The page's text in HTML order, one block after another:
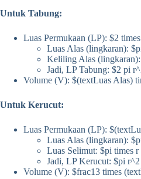
Untuk Tabung:
Luas Permukaan (LP): $2
Luas Alas (lingkaran):
Keliling Alas
Jadi, LP Tabung: $2 pi
Volume (V): $(textLuas Alas)
Untuk Kerucut:
Luas Permukaan (LP):
Luas Alas (lingkaran):
Luas Selimut: $pi times r
Jadi, LP Kerucut: $pi
Volume (V): $frac13 times